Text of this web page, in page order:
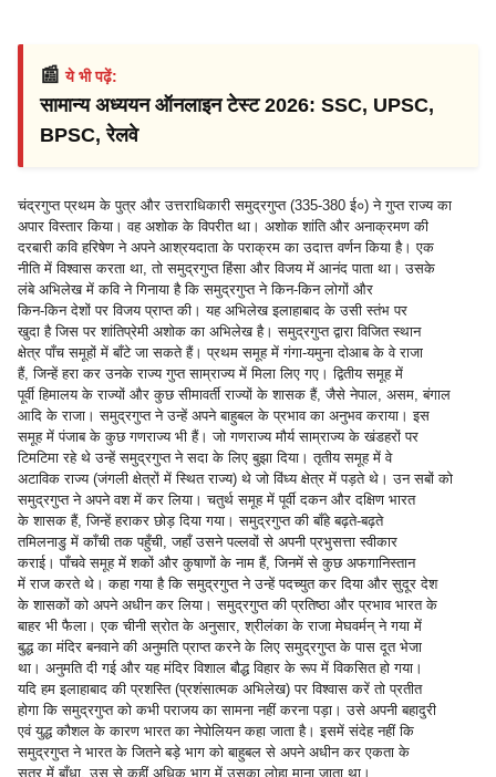
📰ये भी पढ़ें:
सामान्य अध्ययन ऑनलाइन टेस्ट 2026: SSC, UPSC,
BPSC, रेलवे
चंद्रगुप्त प्रथम के पुत्र और उत्तराधिकारी समुद्रगुप्त (335-380 ई०) ने गुप्त राज्य का
अपार विस्तार किया। वह अशोक के विपरीत था। अशोक शांति और अनाक्रमण की
दरबारी कवि हरिषेण ने अपने आश्रयदाता के पराक्रम का उदात्त वर्णन किया है। एक
नीति में विश्वास करता था, तो समुद्रगुप्त हिंसा और विजय में आनंद पाता था। उसके
लंबे अभिलेख में कवि ने गिनाया है कि समुद्रगुप्त ने किन-किन लोगों और
किन-किन देशों पर विजय प्राप्त की। यह अभिलेख इलाहाबाद के उसी स्तंभ पर
खुदा है जिस पर शांतिप्रेमी अशोक का अभिलेख है। समुद्रगुप्त द्वारा विजित स्थान
क्षेत्र पाँच समूहों में बाँटे जा सकते हैं। प्रथम समूह में गंगा-यमुना दोआब के वे राजा
हैं, जिन्हें हरा कर उनके राज्य गुप्त साम्राज्य में मिला लिए गए। द्वितीय समूह में
पूर्वी हिमालय के राज्यों और कुछ सीमावर्ती राज्यों के शासक हैं, जैसे नेपाल, असम, बंगाल
आदि के राजा। समुद्रगुप्त ने उन्हें अपने बाहुबल के प्रभाव का अनुभव कराया। इस
समूह में पंजाब के कुछ गणराज्य भी हैं। जो गणराज्य मौर्य साम्राज्य के खंडहरों पर
टिमटिमा रहे थे उन्हें समुद्रगुप्त ने सदा के लिए बुझा दिया। तृतीय समूह में वे
अटाविक राज्य (जंगली क्षेत्रों में स्थित राज्य) थे जो विंध्य क्षेत्र में पड़ते थे। उन सबों को
समुद्रगुप्त ने अपने वश में कर लिया। चतुर्थ समूह में पूर्वी दकन और दक्षिण भारत
के शासक हैं, जिन्हें हराकर छोड़ दिया गया। समुद्रगुप्त की बाँहे बढ़ते-बढ़ते
तमिलनाडु में काँची तक पहुँची, जहाँ उसने पल्लवों से अपनी प्रभुसत्ता स्वीकार
कराई। पाँचवे समूह में शकों और कुषाणों के नाम हैं, जिनमें से कुछ अफगानिस्तान
में राज करते थे। कहा गया है कि समुद्रगुप्त ने उन्हें पदच्युत कर दिया और सुदूर देश
के शासकों को अपने अधीन कर लिया। समुद्रगुप्त की प्रतिष्ठा और प्रभाव भारत के
बाहर भी फैला। एक चीनी स्रोत के अनुसार, श्रीलंका के राजा मेघवर्मन् ने गया में
बुद्ध का मंदिर बनवाने की अनुमति प्राप्त करने के लिए समुद्रगुप्त के पास दूत भेजा
था। अनुमति दी गई और यह मंदिर विशाल बौद्ध विहार के रूप में विकसित हो गया।
यदि हम इलाहाबाद की प्रशस्ति (प्रशंसात्मक अभिलेख) पर विश्वास करें तो प्रतीत
होगा कि समुद्रगुप्त को कभी पराजय का सामना नहीं करना पड़ा। उसे अपनी बहादुरी
एवं युद्ध कौशल के कारण भारत का नेपोलियन कहा जाता है। इसमें संदेह नहीं कि
समुद्रगुप्त ने भारत के जितने बड़े भाग को बाहुबल से अपने अधीन कर एकता के
सूत्र में बाँधा, उस से कहीं अधिक भाग में उसका लोहा माना जाता था।